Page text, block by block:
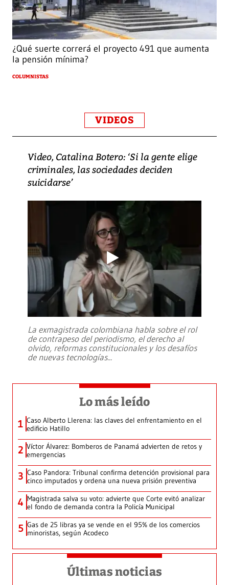
¿Qué suerte correrá el proyecto 491 que aumenta
la pensión mínima?
COLUMNISTAS
VIDEOS
Video, Catalina Botero: ‘Si la gente elige
criminales, las sociedades deciden
suicidarse’
La exmagistrada colombiana habla sobre el rol
de contrapeso del periodismo, el derecho al
olvido, reformas constitucionales y los desafíos
de nuevas tecnologías...
Lo más leído
1 Caso Alberto Llerena: las claves del enfrentamiento en el
edificio Hatillo
2 Víctor Álvarez: Bomberos de Panamá advierten de retos y
emergencias
3 Caso Pandora: Tribunal confirma detención provisional para
cinco imputados y ordena una nueva prisión preventiva
4 Magistrada salva su voto: advierte que Corte evitó analizar
el fondo de demanda contra la Policía Municipal
5 Gas de 25 libras ya se vende en el 95% de los comercios
minoristas, según Acodeco
Últimas noticias